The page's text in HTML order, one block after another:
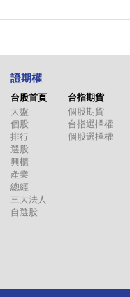
證期權
台股首頁
大盤
個股
排行
選股
興櫃
產業
總經
三大法人
自選股
台指期貨
個股期貨
台指選擇權
個股選擇權